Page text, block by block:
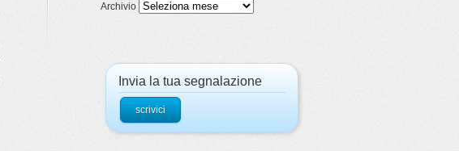
Archivio
Invia la tua segnalazione
scrivici